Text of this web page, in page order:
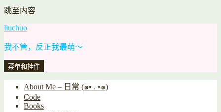
跳至内容
liuchuo
我不管，反正我最萌～
菜单和挂件
About Me – 日常 (๑• . •๑)
Code
Books